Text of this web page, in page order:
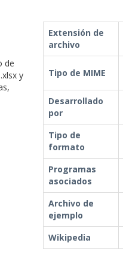
de
y
Extensión de
archivo
Tipo de MIME
Desarrollado
por
Tipo de
formato
Programas
asociados
Archivo de
ejemplo
Wikipedia